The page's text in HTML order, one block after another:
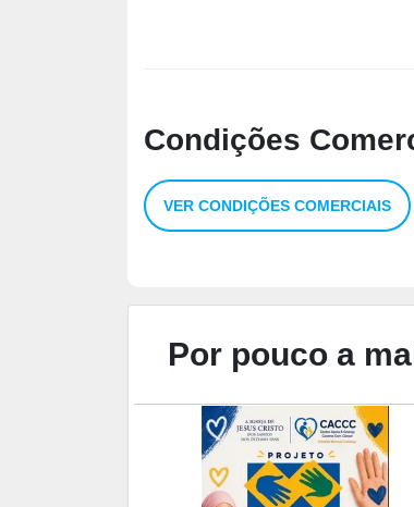
Condições
VER CONDIÇÕES COMERCIAIS
Por pouco a